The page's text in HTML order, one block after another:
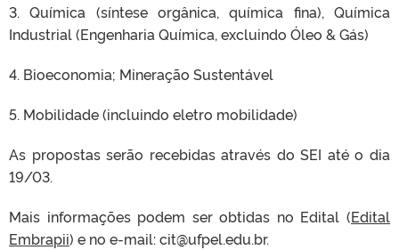
3. Química (síntese orgânica, química fina), Química
Industrial (Engenharia Química, excluindo Óleo & Gás)
4. Bioeconomia; Mineração Sustentável
5. Mobilidade (incluindo eletro mobilidade)
As propostas serão recebidas através do SEI até o dia
19/03.
Mais informações podem ser obtidas no Edital (Edital
Embrapii) e no e-mail: cit@ufpel.edu.br.